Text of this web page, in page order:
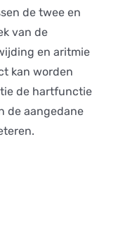
de twee en
van de
en aritmie
kan worden
de hartfunctie
de aangedane